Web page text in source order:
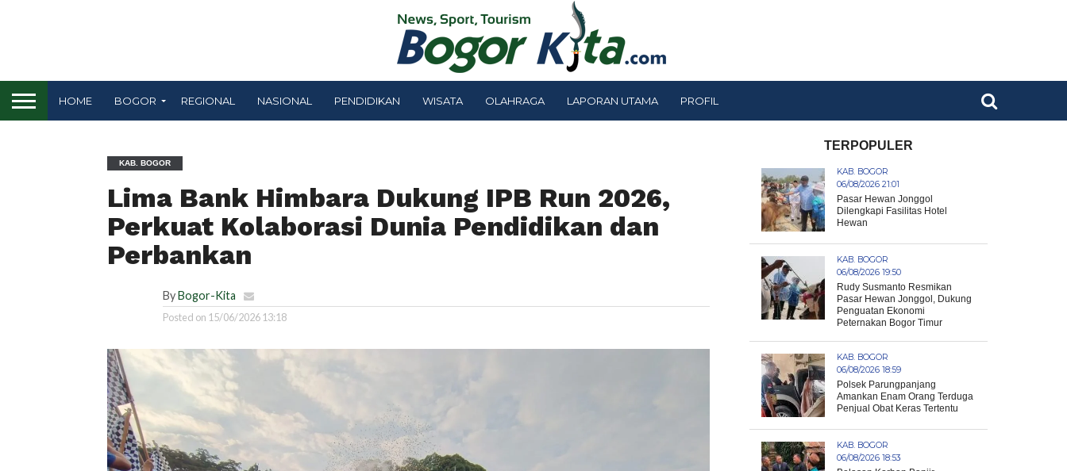
HOME BOGOR REGIONAL NASIONAL PENDIDIKAN WISATA OLAHRAGA LAPORAN UTAMA PROFIL
KAB. BOGOR
Lima Bank Himbara Dukung IPB Run 2026,
Perkuat Kolaborasi Dunia Pendidikan dan
Perbankan
ByBogor-Kita
Posted on 15/06/2026 13:18
TERPOPULER
KAB. BOGOR
06/08/2026 21:01
Pasar Hewan Jonggol
Dilengkapi Fasilitas Hotel
Hewan
KAB. BOGOR
06/08/2026 19:50
Rudy Susmanto Resmikan
Pasar Hewan Jonggol, Dukung
Penguatan Ekonomi
Peternakan Bogor Timur
KAB. BOGOR
06/08/2026 18:59
Polsek Parungpanjang
Amankan Enam Orang Terduga
Penjual Obat Keras Tertentu
KAB. BOGOR
06/08/2026 18:53